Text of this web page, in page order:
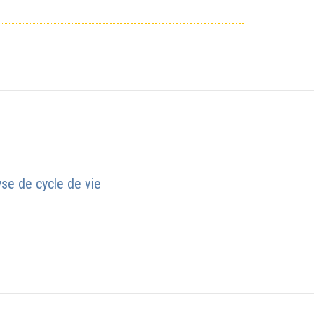
de cycle de vie